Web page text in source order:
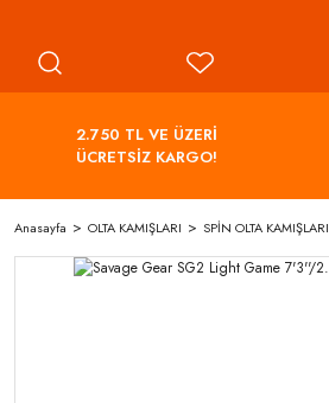
2.750 TL VE ÜZERİ
ÜCRETSİZ KARGO!
Anasayfa OLTA KAMIŞLARI SPİN OLTA KAMIŞLARI